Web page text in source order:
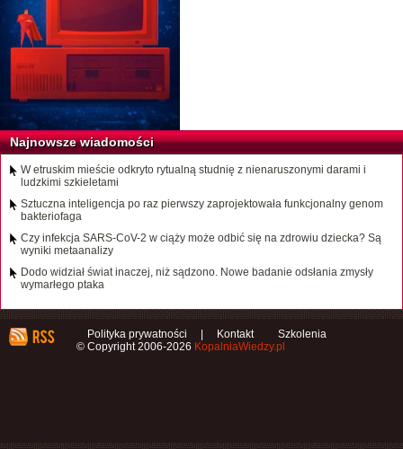
Najnowsze wiadomości
W etruskim mieście odkryto rytualną studnię z nienaruszonymi darami i
ludzkimi szkieletami
Sztuczna inteligencja po raz pierwszy zaprojektowała funkcjonalny genom
bakteriofaga
Czy infekcja SARS-CoV-2 w ciąży może odbić się na zdrowiu dziecka? Są
wyniki metaanalizy
Dodo widział świat inaczej, niż sądzono. Nowe badanie odsłania zmysły
wymarłego ptaka
Polityka prywatności Kontakt
Szkolenia
© Copyright 2006-2026 KopalniaWiedzy.pl